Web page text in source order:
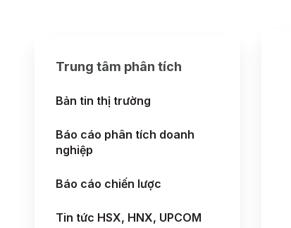
Trung tâm phân tích
Bản tin thị trường
Báo cáo phân tích doanh
nghiệp
Báo cáo chiến lược
Tin tức HSX, HNX, UPCOM